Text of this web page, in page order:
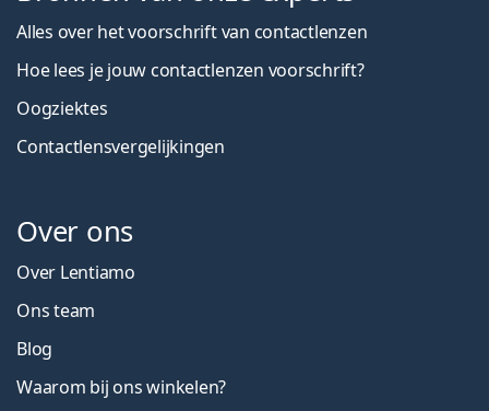
Alles over het voorschrift van contactlenzen
Hoe lees je jouw contactlenzen voorschrift?
Oogziektes
Contactlensvergelijkingen
Over ons
Over Lentiamo
Ons team
Blog
Waarom bij ons winkelen?